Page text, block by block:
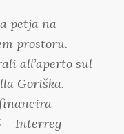
petja na
prostoru.
all’aperto sul
Goriška.
financira
– Interreg